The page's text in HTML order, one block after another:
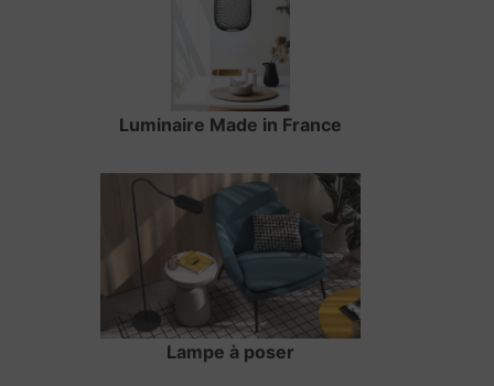
Luminaire Made in France
Lampe à poser